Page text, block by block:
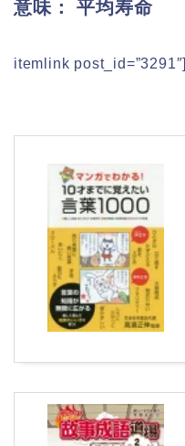
意味： 平均寿命
itemlink post_id=”3291″]